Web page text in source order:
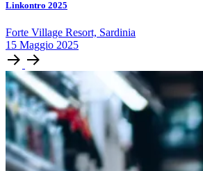
Linkontro 2025
Forte Village Resort, Sardinia
15 Maggio 2025